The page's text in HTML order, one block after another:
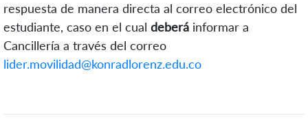
respuesta de manera directa al correo electrónico del
estudiante, caso en el cual deberá informar a
Cancillería a través del correo
lider.movilidad@konradlorenz.edu.co